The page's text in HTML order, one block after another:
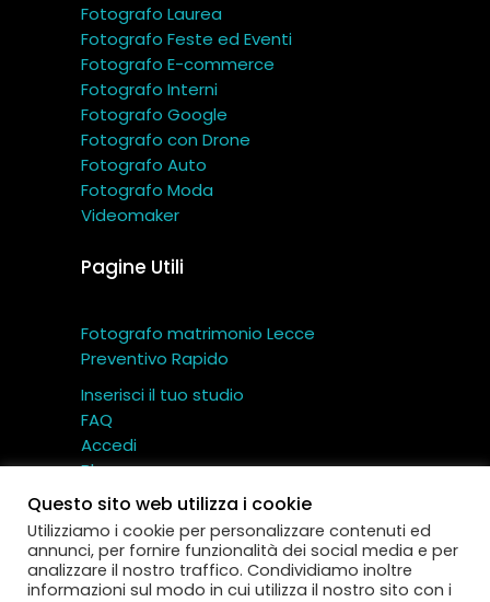
Fotografo Laurea
Fotografo Feste ed Eventi
Fotografo E-commerce
Fotografo Interni
Fotografo Google
Fotografo con Drone
Fotografo Auto
Fotografo Moda
Videomaker
Pagine Utili
Fotografo matrimonio Lecce
Preventivo Rapido
Inserisci il tuo studio
FAQ
Accedi
Blog
Contatti
Questo sito web utilizza i cookie
Utilizziamo i cookie per personalizzare contenuti ed
annunci, per fornire funzionalità dei social media e per
analizzare il nostro traffico. Condividiamo inoltre
informazioni sul modo in cui utilizza il nostro sito con i